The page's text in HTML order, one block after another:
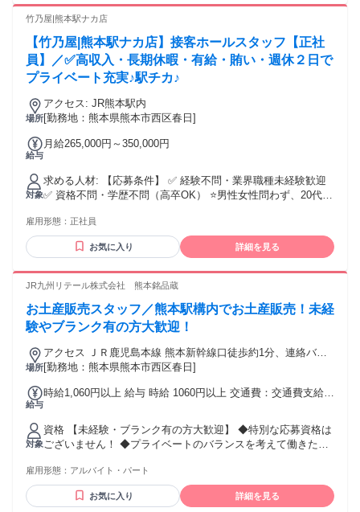
位）を履修しており、臨床経験３年以上の方。 ①か②を満た
職後、研修受講支援制度あり） ＜歓迎する経験・資格・スキ
ル＞ ＊看護教員養成講習会を修了されている方 ＊後輩の指導
やプリセプターの経験がある方 ＜身に付く経験・資格・スキ
ル＞ ＊次世代を育成する教育スキル ＊多職種連携に関する幅
広い知識 ＊自身の看護観を言語化し伝える力
竹乃屋|熊本駅ナカ店
【竹乃屋|熊本駅ナカ店】接客ホールスタッフ【正社
員】／✅高収入・長期休暇・有給・賄い・週休２日で
プライベート充実♪駅チカ♪
場所
アクセス: JR熊本駅内
[勤務地：熊本県熊本市西区春日]
給与
月給265,000円～350,000円
対象
求める人材: 【応募条件】 ✅ 経験不問・業界職種未経験歓迎
✅ 資格不問・学歴不問（高卒OK） ⭐️男性女性問わず、20代・
第1号） ※定年60歳のため上限として、当該上限年齢未満の
労働者を期間の定めのない労働契約の対象として募集・採用
するため ＜活かせる経験・資格など＞ ・飲食店の勤務経験
の給食調理や社員食堂での経験 ・商品管理や発注、在庫管理
メント経験
雇用形態： 正社員
お気に入り 詳細を見る
JR九州リテール株式会社 熊本銘品蔵
お土産販売スタッフ／熊本駅構内でお土産販売！未経
験やブランク有の方大歓迎！
場所
アクセス ＪＲ鹿児島本線 熊本新幹線口徒歩約1分、連絡バス
熊本徒歩約2分
[勤務地：熊本県熊本市西区春日]
給与
時給1,060円以上 給与 時給 1060円以上 交通費：交通費支給
対象
資格 【未経験・ブランク有の方大歓迎】 ◆特別な応募資格は
ございません！ ◆プライベートのバランスを考えて働きたい
雇用形態： アルバイト・パート
お気に入り 詳細を見る